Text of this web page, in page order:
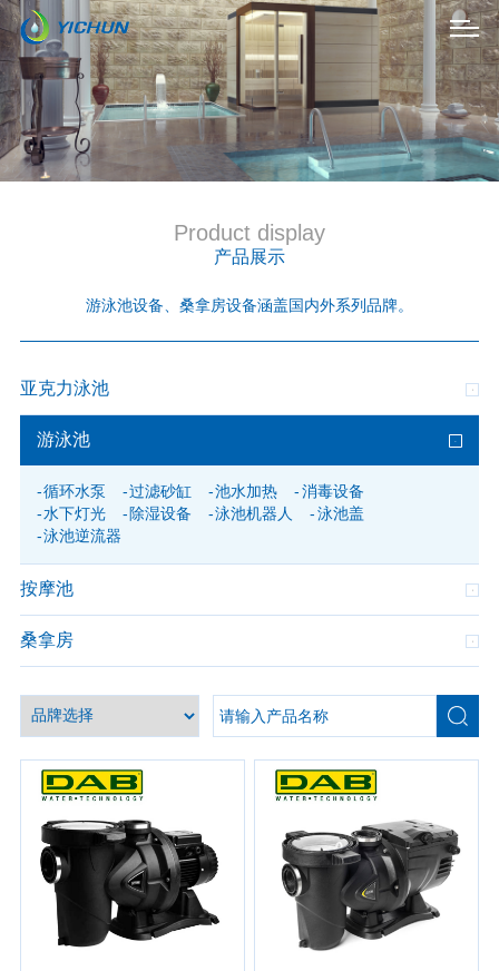
Product display
产品展示
游泳池设备、桑拿房设备涵盖国内外系列品牌。
亚克力泳池
游泳池
循环水泵 过滤砂缸 池水加热
消毒设备
水下灯光
除湿设备 泳池机器人
泳池盖
泳池逆流器
按摩池
桑拿房